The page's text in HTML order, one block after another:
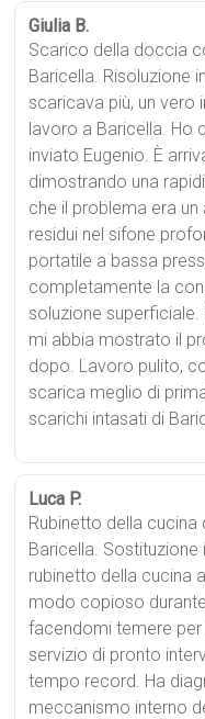
Giulia B.
Scarico della doccia
Baricella. Risoluzione
scaricava più, un vero
lavoro a Baricella. Ho
inviato Eugenio. È
dimostrando una
che il problema era
residui nel sifone
portatile a bassa
completamente la
soluzione
mi abbia mostrato il
dopo. Lavoro pulito,
scarica meglio di
scarichi intasati di
Luca P.
Rubinetto della
Baricella.
rubinetto della cucina
modo copioso
facendomi temere
servizio di pronto
tempo record. Ha
meccanismo interno